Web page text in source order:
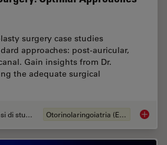
surgery case studies
approaches: post-auricular,
Gain insights from Dr.
the adequate surgical
Casi di studio Otorinolaringoiatria (ENT)